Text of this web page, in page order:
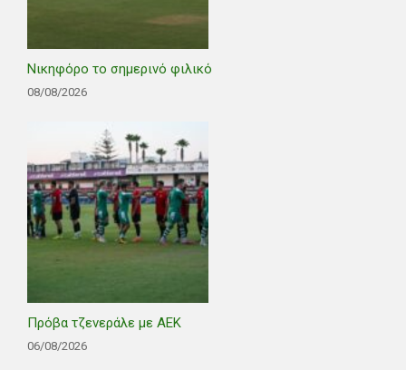
Νικηφόρο το σημερινό φιλικό
08/08/2026
Πρόβα τζενεράλε με ΑΕΚ
06/08/2026